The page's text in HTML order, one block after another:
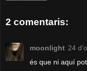
2 comentaris:
moonlight 24
és que ni aquí